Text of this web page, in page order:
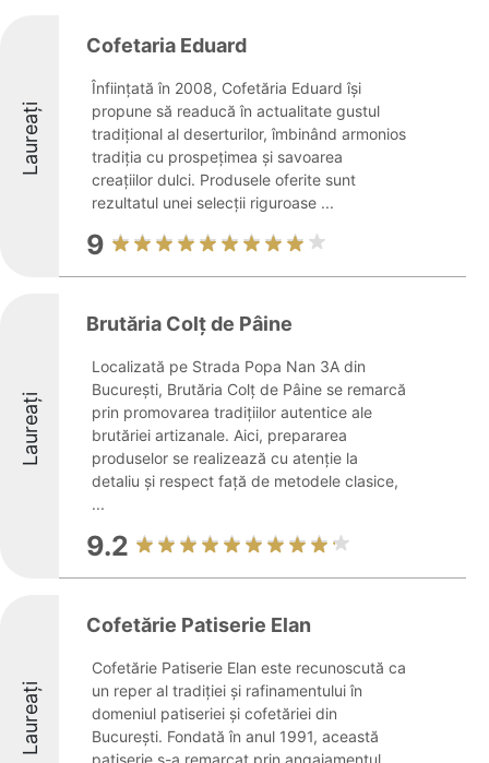
Laureați
Cofetaria Eduard
Înființată în 2008, Cofetăria Eduard își
propune să readucă în actualitate gustul
tradițional al deserturilor, îmbinând armonios
tradiția cu prospețimea și savoarea
creațiilor dulci. Produsele oferite sunt
rezultatul unei selecții riguroase ...
9
Laureați
Brutăria Colț de Pâine
Localizată pe Strada Popa Nan 3A din
București, Brutăria Colț de Pâine se remarcă
prin promovarea tradițiilor autentice ale
brutăriei artizanale. Aici, prepararea
produselor se realizează cu atenție la
detaliu și respect față de metodele clasice,
...
9.2
Laureați
Cofetărie Patiserie Elan
Cofetărie Patiserie Elan este recunoscută ca
un reper al tradiției și rafinamentului în
domeniul patiseriei și cofetăriei din
București. Fondată în anul 1991, această
patiserie s-a remarcat prin angajamentul